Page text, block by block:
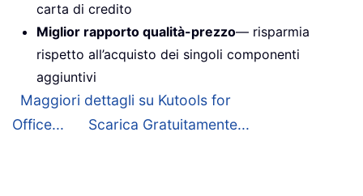
carta di credito
Miglior rapporto qualità-prezzo— risparmia
rispetto all’acquisto dei singoli componenti
aggiuntivi
Maggiori dettagli su Kutools for
Office...
Scarica Gratuitamente...